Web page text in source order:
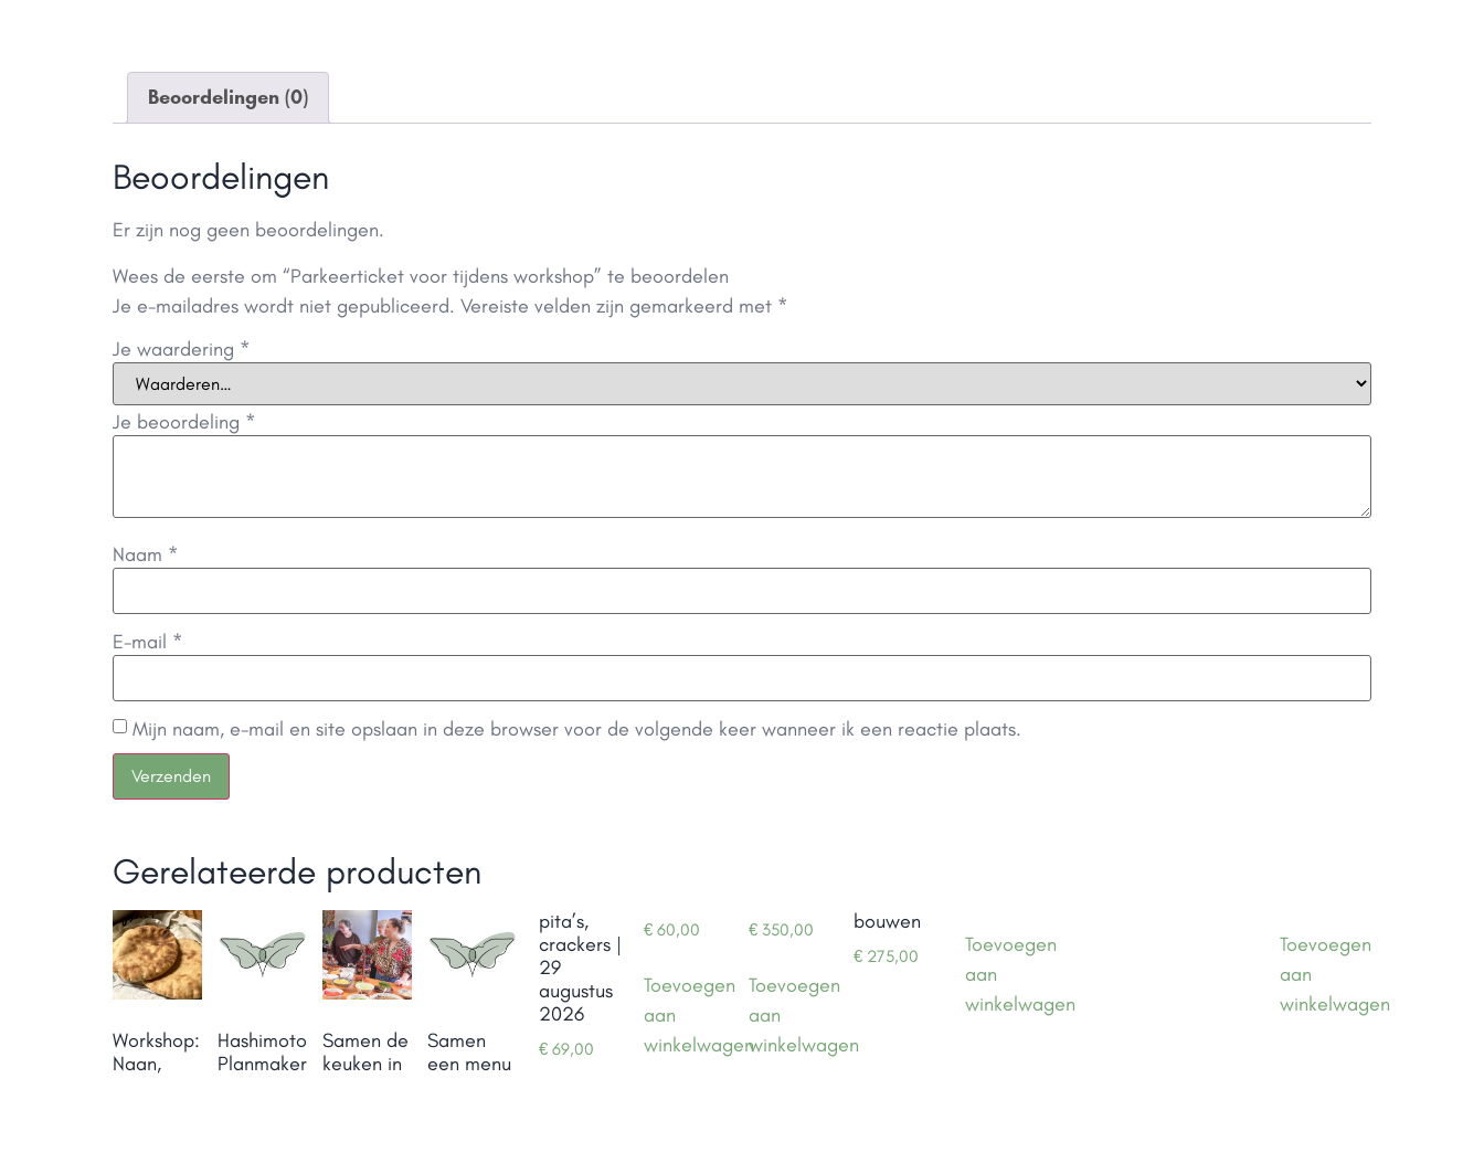
Beoordelingen (0)
Beoordelingen
Er zijn nog geen beoordelingen.
Wees de eerste om “Parkeerticket voor tijdens workshop” te beoordelen
Je e-mailadres wordt niet gepubliceerd. Vereiste velden zijn gemarkeerd met *
Je waardering *
Je beoordeling *
Naam *
E-mail *
Mijn naam, e-mail en site opslaan in deze browser voor de volgende keer wanneer ik een reactie plaats.
Gerelateerde producten
Workshop:
Naan,
pita’s,
crackers |
29
augustus
2026
€ 69,00
Toevoegen
aan
winkelwagen
Hashimoto
Planmaker
€ 60,00
Toevoegen
aan
winkelwagen
Samen de
keuken in
€ 350,00
Toevoegen
aan
winkelwagen
Samen
een menu
bouwen
€ 275,00
Toevoegen
aan
winkelwagen